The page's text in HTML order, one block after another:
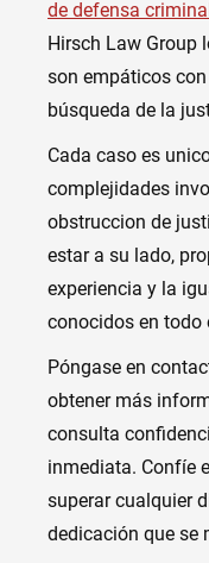
de defensa criminal
Hirsch Law Group
son empáticos
búsqueda de la
Cada caso es
complejidades
obstruccion de
estar a su lado,
experiencia y la
conocidos en todo
Póngase en
obtener más
consulta
inmediata. Confíe
superar cualquier
dedicación que se